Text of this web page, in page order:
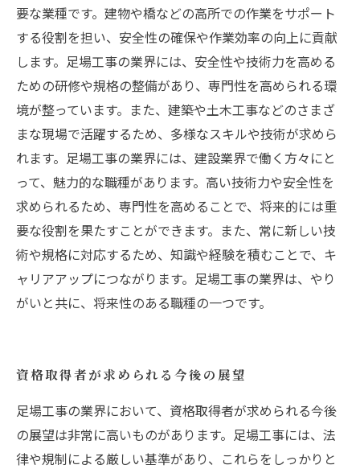
要な業種です。建物や橋などの高所での作業をサポート
する役割を担い、安全性の確保や作業効率の向上に貢献
します。足場工事の業界には、安全性や技術力を高める
ための研修や規格の整備があり、専門性を高められる環
境が整っています。また、建築や土木工事などのさまざ
まな現場で活躍するため、多様なスキルや技術が求めら
れます。足場工事の業界には、建設業界で働く方々にと
って、魅力的な職種があります。高い技術力や安全性を
求められるため、専門性を高めることで、将来的には重
要な役割を果たすことができます。また、常に新しい技
術や規格に対応するため、知識や経験を積むことで、キ
ャリアアップにつながります。足場工事の業界は、やり
がいと共に、将来性のある職種の一つです。
資格取得者が求められる今後の展望
足場工事の業界において、資格取得者が求められる今後
の展望は非常に高いものがあります。足場工事には、法
律や規制による厳しい基準があり、これらをしっかりと